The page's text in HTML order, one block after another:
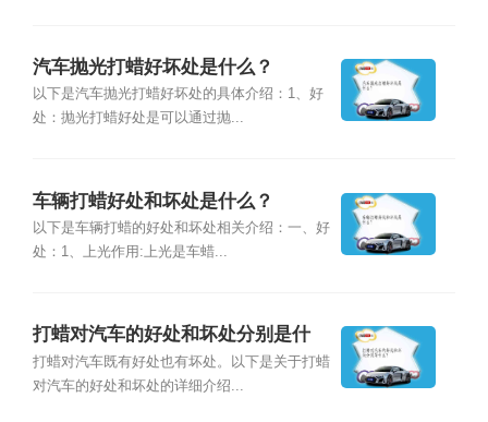
汽车抛光打蜡好坏处是什么？
以下是汽车抛光打蜡好坏处的具体介绍：1、好
处：抛光打蜡好处是可以通过抛...
车辆打蜡好处和坏处是什么？
以下是车辆打蜡的好处和坏处相关介绍：一、好
处：1、上光作用:上光是车蜡...
打蜡对汽车的好处和坏处分别是什
么？
打蜡对汽车既有好处也有坏处。以下是关于打蜡
对汽车的好处和坏处的详细介绍...